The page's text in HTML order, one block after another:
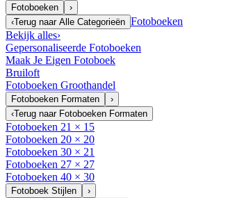
Fotoboeken
›
‹Terug naar Alle Categorieën Fotoboeken
Bekijk alles›
Gepersonaliseerde Fotoboeken
Maak Je Eigen Fotoboek
Bruiloft
Fotoboeken Groothandel
Fotoboeken Formaten
›
‹Terug naar Fotoboeken Formaten
Fotoboeken 21 × 15
Fotoboeken 20 × 20
Fotoboeken 30 × 21
Fotoboeken 27 × 27
Fotoboeken 40 × 30
Fotoboek Stijlen
›